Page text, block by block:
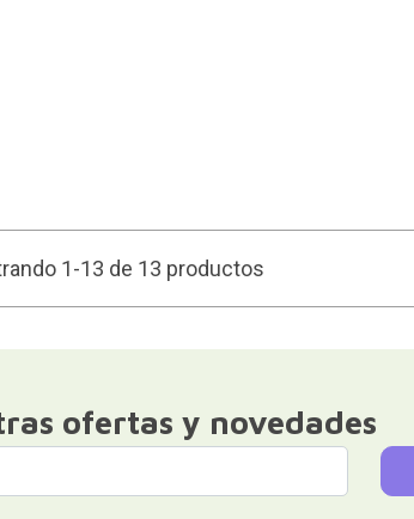
1-13 de 13 productos
ofertas y novedades